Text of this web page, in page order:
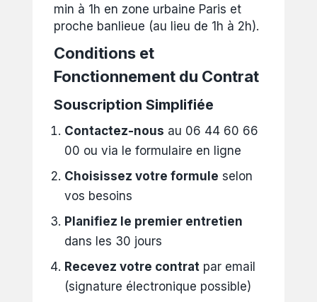
min à 1h en zone urbaine Paris et
proche banlieue (au lieu de 1h à 2h).
Conditions et
Fonctionnement du Contrat
Souscription Simplifiée
Contactez-nous au 06 44 60 66
00 ou via le formulaire en ligne
Choisissez votre formule selon
vos besoins
Planifiez le premier entretien
dans les 30 jours
Recevez votre contrat par email
(signature électronique possible)